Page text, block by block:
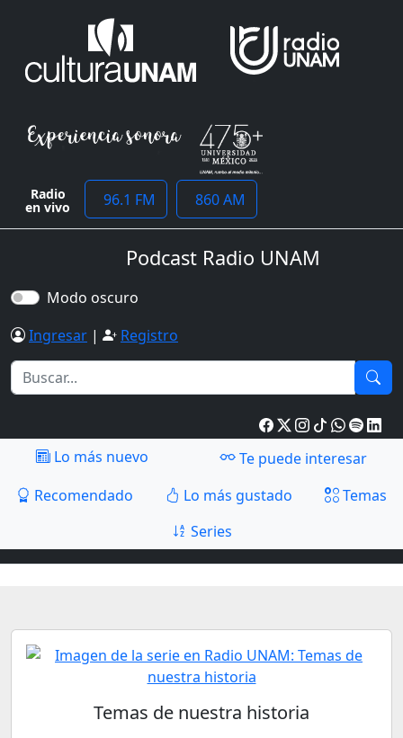
Radio
en vivo 96.1 FM 860 AM
Podcast Radio UNAM
Modo oscuro
Ingresar | Registro
Lo más nuevo
Te puede interesar
Recomendado
Lo más gustado
Temas
Series
Temas de nuestra historia